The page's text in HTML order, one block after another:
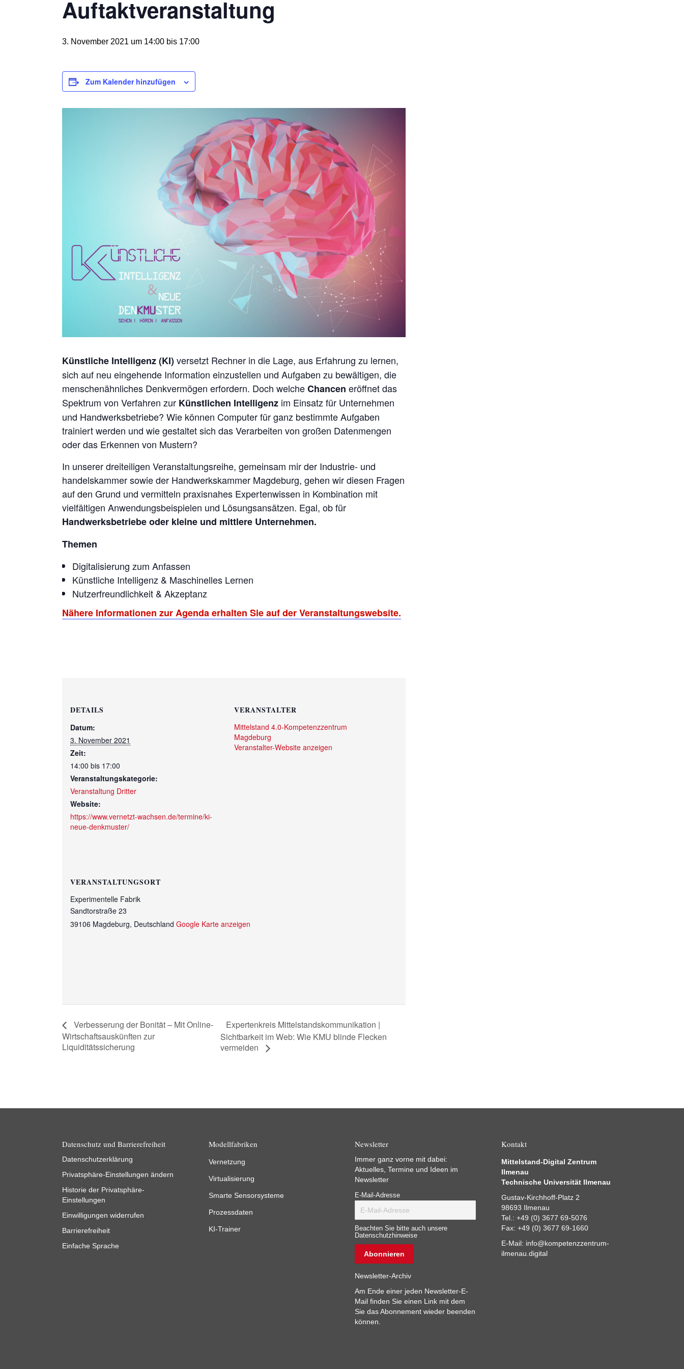
Auftaktveranstaltung
3. November 2021 um 14:00 bis 17:00
Künstliche Intelligenz (KI)versetzt Rechner in die Lage, aus Erfahrung zu lernen,
sich auf neu eingehende Information einzustellen und Aufgaben zu bewältigen, die
menschenähnliches Denkvermögen erfordern. Doch welcheChancen eröffnet das
Spektrum von Verfahren zur Künstlichen Intelligenz im Einsatz für Unternehmen
und Handwerksbetriebe? Wie können Computer für ganz bestimmte Aufgaben
trainiert werden und wie gestaltet sich das Verarbeiten von großen Datenmengen
oder das Erkennen von Mustern?
In unserer dreiteiligen Veranstaltungsreihe, gemeinsam mir der Industrie- und
handelskammer sowie der Handwerkskammer Magdeburg, gehen wir diesen Fragen
auf den Grund und vermitteln praxisnahes Expertenwissen in Kombination mit
vielfältigen Anwendungsbeispielen und Lösungsansätzen. Egal, ob für
Handwerksbetriebe oder kleine und mittlere Unternehmen.
Themen
Digitalisierung zum Anfassen
Künstliche Intelligenz & Maschinelles Lernen
Nutzerfreundlichkeit & Akzeptanz
Nähere Informationen zur Agenda erhalten Sie auf der Veranstaltungswebsite.
Zum Kalender hinzufügen
DETAILS
Datum:
3. November 2021
Zeit:
14:00 bis 17:00
Veranstaltungskategorie:
Veranstaltung Dritter
Website:
https://www.vernetzt-wachsen.de/termine/ki-
neue-denkmuster/
VERANSTALTER
Mittelstand 4.0-Kompetenzzentrum
Magdeburg
Veranstalter-Website anzeigen
VERANSTALTUNGSORT
Experimentelle Fabrik
Sandtorstraße 23
39106 Magdeburg, Deutschland Google Karte anzeigen
Verbesserung der Bonität – Mit Online-
Wirtschaftsauskünften zur
Liquiditätssicherung
Expertenkreis Mittelstandskommunikation |
Sichtbarkeit im Web: Wie KMU blinde Flecken
vermeiden
Datenschutz und Barrierefreiheit
Datenschutzerklärung
Privatsphäre-Einstellungen ändern
Historie der Privatsphäre-
Einstellungen
Einwilligungen widerrufen
Barrierefreiheit
Einfache Sprache
Modellfabriken
Vernetzung
Virtualisierung
Smarte Sensorsysteme
Prozessdaten
KI-Trainer
Newsletter
Immer ganz vorne mit dabei:
Aktuelles, Termine und Ideen im
Newsletter
E-Mail-Adresse
Beachten Sie bitte auch unsere
Datenschutzhinweise
Newsletter-Archiv
Am Ende einer jeden Newsletter-E-
Mail finden Sie einen Link mit dem
Sie das Abonnement wieder beenden
können.
Kontakt
Mittelstand-Digital Zentrum
Ilmenau
Technische Universität Ilmenau
Gustav-Kirchhoff-Platz 2
98693 Ilmenau
Tel.: +49 (0) 3677 69-5076
Fax: +49 (0) 3677 69-1660
E-Mail: info@kompetenzzentrum-
ilmenau.digital